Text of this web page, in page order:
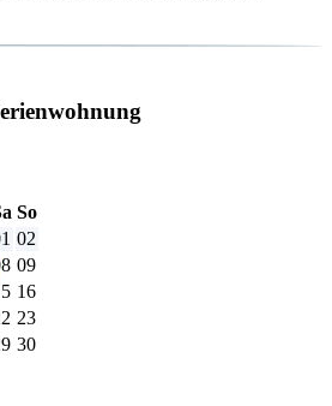
So
02
09
16
23
30